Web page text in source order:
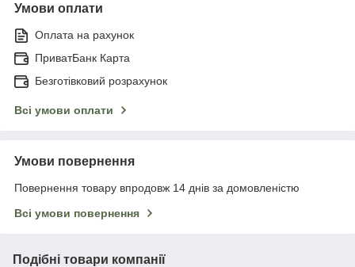
Умови оплати
Оплата на рахунок
ПриватБанк Карта
Безготівковий розрахунок
Всі умови оплати
Умови повернення
Повернення товару впродовж 14 днів за домовленістю
Всі умови повернення
Подібні товари компанії